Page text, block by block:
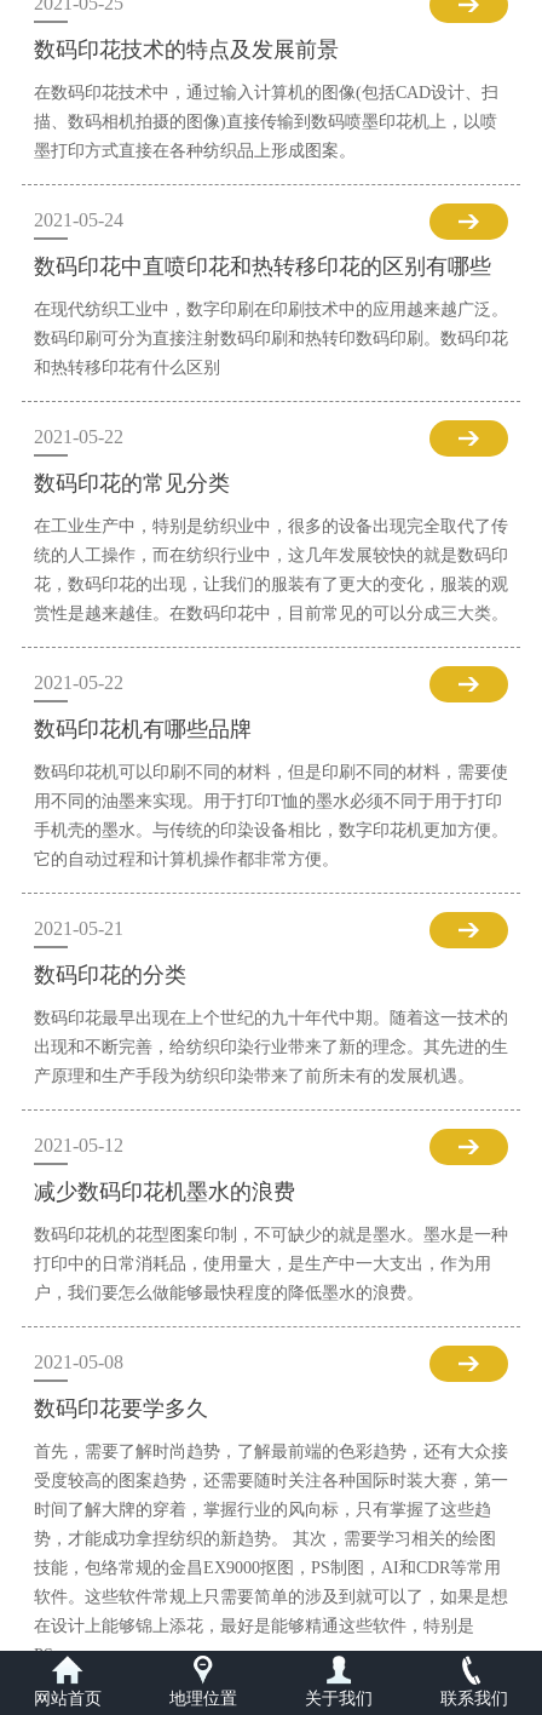
数码印花技术的特点及发展前景
在数码印花技术中，通过输入计算机的图像(包括CAD设计、扫
描、数码相机拍摄的图像)直接传输到数码喷墨印花机上，以喷
墨打印方式直接在各种纺织品上形成图案。
2021-05-24
数码印花中直喷印花和热转移印花的区别有哪些
在现代纺织工业中，数字印刷在印刷技术中的应用越来越广泛。
数码印刷可分为直接注射数码印刷和热转印数码印刷。数码印花
和热转移印花有什么区别
2021-05-22
数码印花的常见分类
在工业生产中，特别是纺织业中，很多的设备出现完全取代了传
统的人工操作，而在纺织行业中，这几年发展较快的就是数码印
花，数码印花的出现，让我们的服装有了更大的变化，服装的观
赏性是越来越佳。在数码印花中，目前常见的可以分成三大类。
2021-05-22
数码印花机有哪些品牌
数码印花机可以印刷不同的材料，但是印刷不同的材料，需要使
用不同的油墨来实现。用于打印T恤的墨水必须不同于用于打印
手机壳的墨水。与传统的印染设备相比，数字印花机更加方便。
它的自动过程和计算机操作都非常方便。
2021-05-21
数码印花的分类
数码印花最早出现在上个世纪的九十年代中期。随着这一技术的
出现和不断完善，给纺织印染行业带来了新的理念。其先进的生
产原理和生产手段为纺织印染带来了前所未有的发展机遇。
2021-05-12
减少数码印花机墨水的浪费
数码印花机的花型图案印制，不可缺少的就是墨水。墨水是一种
打印中的日常消耗品，使用量大，是生产中一大支出，作为用
户，我们要怎么做能够最快程度的降低墨水的浪费。
2021-05-08
数码印花要学多久
首先，需要了解时尚趋势，了解最前端的色彩趋势，还有大众接
受度较高的图案趋势，还需要随时关注各种国际时装大赛，第一
时间了解大牌的穿着，掌握行业的风向标，只有掌握了这些趋
势，才能成功拿捏纺织的新趋势。 其次，需要学习相关的绘图
技能，包络常规的金昌EX9000抠图，PS制图，AI和CDR等常用
软件。这些软件常规上只需要简单的涉及到就可以了，如果是想
在设计上能够锦上添花，最好是能够精通这些软件，特别是
PS。
网站首页 地理位置 关于我们 联系我们